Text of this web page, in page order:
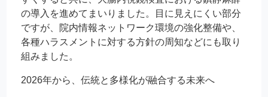
の導入を進めてまいりました。目に見えにくい部分
ですが、院内情報ネットワーク環境の強化整備や、
各種ハラスメントに対する方針の周知などにも取り
組みました。
2026年から、伝統と多様化が融合する未来へ